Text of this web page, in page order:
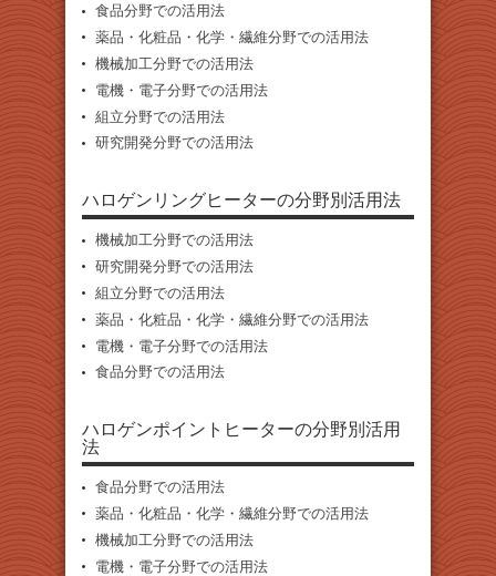
食品分野での活用法
薬品・化粧品・化学・繊維分野での活用法
機械加工分野での活用法
電機・電子分野での活用法
組立分野での活用法
研究開発分野での活用法
ハロゲンリングヒーターの分野別活用法
機械加工分野での活用法
研究開発分野での活用法
組立分野での活用法
薬品・化粧品・化学・繊維分野での活用法
電機・電子分野での活用法
食品分野での活用法
ハロゲンポイントヒーターの分野別活用
法
食品分野での活用法
薬品・化粧品・化学・繊維分野での活用法
機械加工分野での活用法
電機・電子分野での活用法